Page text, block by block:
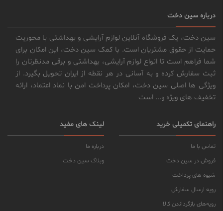
درباره سین دخت
سین دخت، یک فروشگاه آنلاین لوازم آرایشی و بهداشتی با محوریت
حمایت از حقوق مشتریان است. با کمک سین دخت، این امکان برای
شما فراهم است تا انواع لوازم آرایشی، بهداشتی و برقی مدنظرتان را
ثبت سفارش کرده و به آسانی در هر نقطه از ایران تحویل بگیرد. از
ویژگی ها اصلی سین دخت، امکان پرداخت امن با نماد اعتماد، ارائه
تخفیف های ویژه و... است
راهنمای تکمیلی خرید
تماس با ما
فروش در سین دخت
شیوه های پرداخت
رویه ارسال سفارش
رویه‌های بازگرداندن کالا
لینک های مفید
درباره ما
وبلاگ سین دخت